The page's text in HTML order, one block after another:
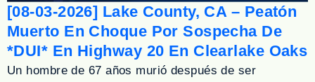
[08-03-2026] Lake County, CA – Peatón
Muerto En Choque Por Sospecha De
*DUI* En Highway 20 En Clearlake Oaks
Un hombre de 67 años murió después de ser